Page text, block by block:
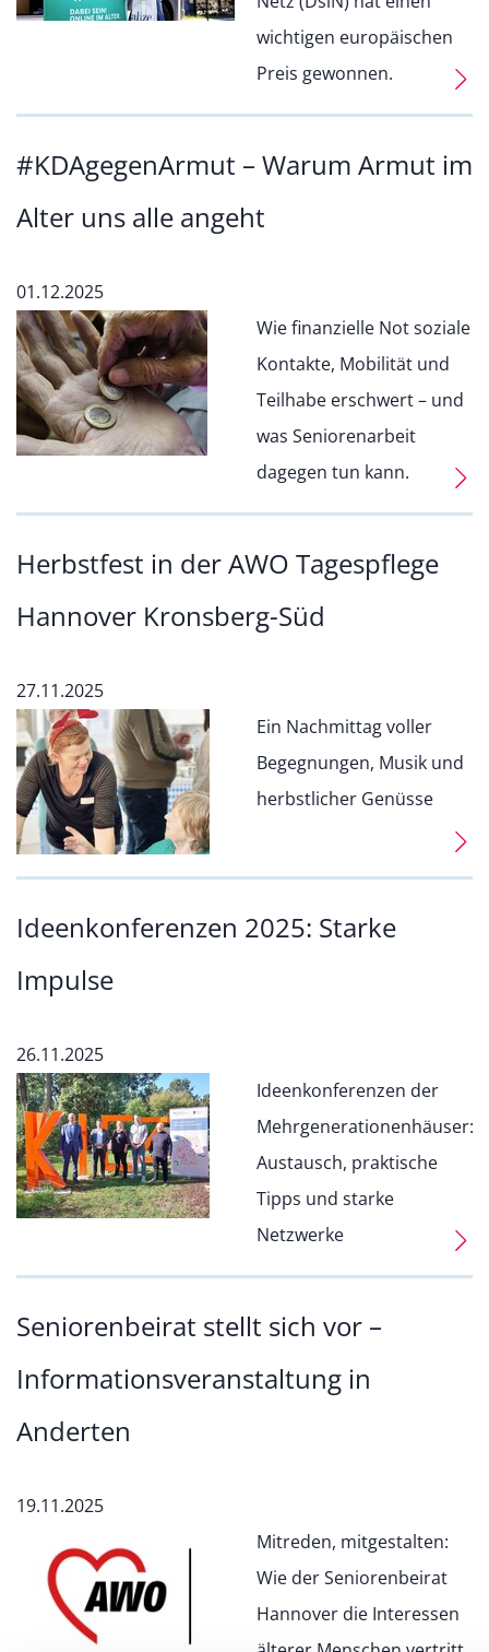
wichtigen europäischen
Preis gewonnen.
#KDAgegenArmut – Warum Armut im
Alter uns alle angeht
01.12.2025
Wie finanzielle Not soziale
Kontakte, Mobilität und
Teilhabe erschwert – und
was Seniorenarbeit
dagegen tun kann.
Herbstfest in der AWO Tagespflege
Hannover Kronsberg-Süd
27.11.2025
Ein Nachmittag voller
Begegnungen, Musik und
herbstlicher Genüsse
Ideenkonferenzen 2025: Starke
Impulse
26.11.2025
Ideenkonferenzen der
Mehrgenerationenhäuser:
Austausch, praktische
Tipps und starke
Netzwerke
Seniorenbeirat stellt sich vor –
Informationsveranstaltung in
Anderten
19.11.2025
Mitreden, mitgestalten:
Wie der Seniorenbeirat
Hannover die Interessen